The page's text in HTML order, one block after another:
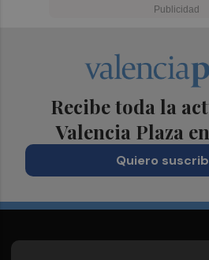
Recibe toda la
Valencia Plaza
Quiero